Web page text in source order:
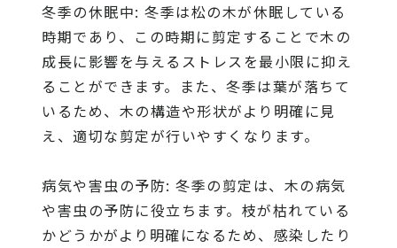
冬季の休眠中: 冬季は松の木が休眠している
時期であり、この時期に剪定することで木の
成長に影響を与えるストレスを最小限に抑え
ることができます。また、冬季は葉が落ちて
いるため、木の構造や形状がより明確に見
え、適切な剪定が行いやすくなります。
病気や害虫の予防: 冬季の剪定は、木の病気
や害虫の予防に役立ちます。枝が枯れている
かどうかがより明確になるため、感染したり